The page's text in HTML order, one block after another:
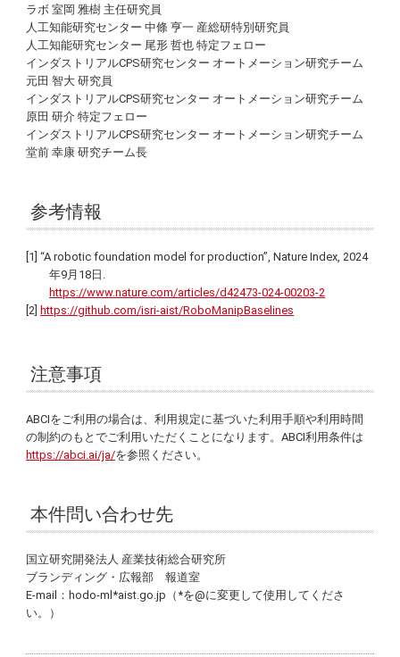
ラボ 室岡 雅樹 主任研究員
人工知能研究センター 中條 亨一 産総研特別研究員
人工知能研究センター 尾形 哲也 特定フェロー
インダストリアルCPS研究センター オートメーション研究チーム
元田 智大 研究員
インダストリアルCPS研究センター オートメーション研究チーム
原田 研介 特定フェロー
インダストリアルCPS研究センター オートメーション研究チーム
堂前 幸康 研究チーム長
参考情報
[1] “A robotic foundation model for production”, Nature Index, 2024
年9月18日.
https://www.nature.com/articles/d42473-024-00203-2
[2] https://github.com/isri-aist/RoboManipBaselines
注意事項
ABCIをご利用の場合は、利用規定に基づいた利用手順や利用時間
の制約のもとでご利用いただくことになります。ABCI利用条件は
https://abci.ai/ja/を参照ください。
本件問い合わせ先
国立研究開発法人 産業技術総合研究所
ブランディング・広報部 報道室
E-mail：hodo-ml*aist.go.jp（*を@に変更して使用してくださ
い。）